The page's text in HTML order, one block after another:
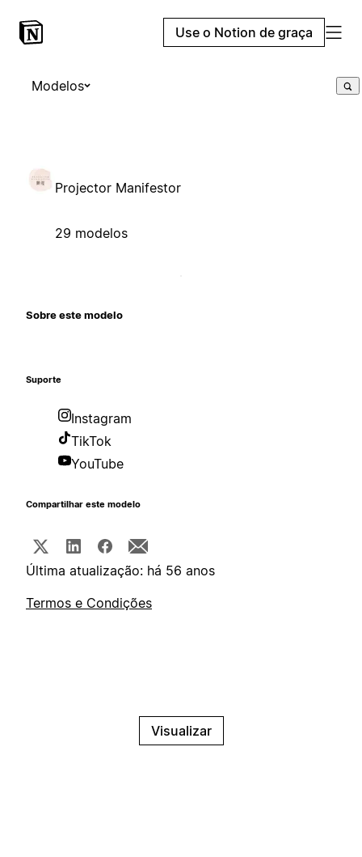
Use o Notion de graça
Modelos
Projector Manifestor
29 modelos
Sobre este modelo
Suporte
Instagram
TikTok
YouTube
Compartilhar este modelo
Última atualização: há 56 anos
Termos e Condições
Visualizar